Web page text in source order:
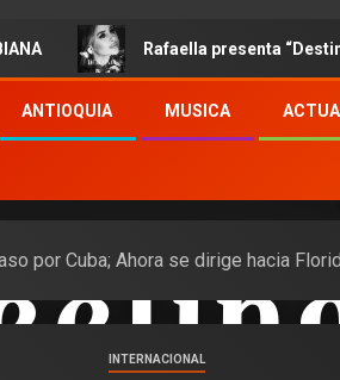
Rafaella presenta “Destino”
ANTIOQUIA MUSICA
por Cuba; Ahora se dirige hacia
INTERNACIONAL